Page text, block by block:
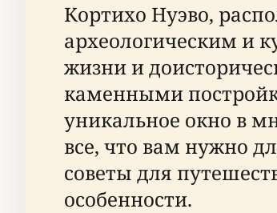
Кортихо Нуэво,
археологическим и
жизни и
каменными
уникальное окно в
все, что вам нужно
советы для
особенности.